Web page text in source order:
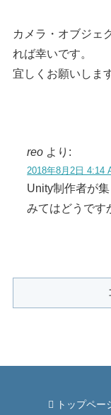
カメラ・オブジェ
れば幸いです。
宜しくお願いしま
reo より:
2018年8月2日 4:14
Unity制作者が
みてはどうです
トップペー